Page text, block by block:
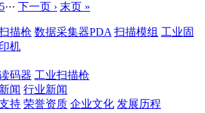
5··· 下一页 › 末页 »
描枪 数据采集器PDA 扫描模组 工业固
机
码器 工业扫描枪
闻 行业新闻
持 荣誉资质 企业文化 发展历程